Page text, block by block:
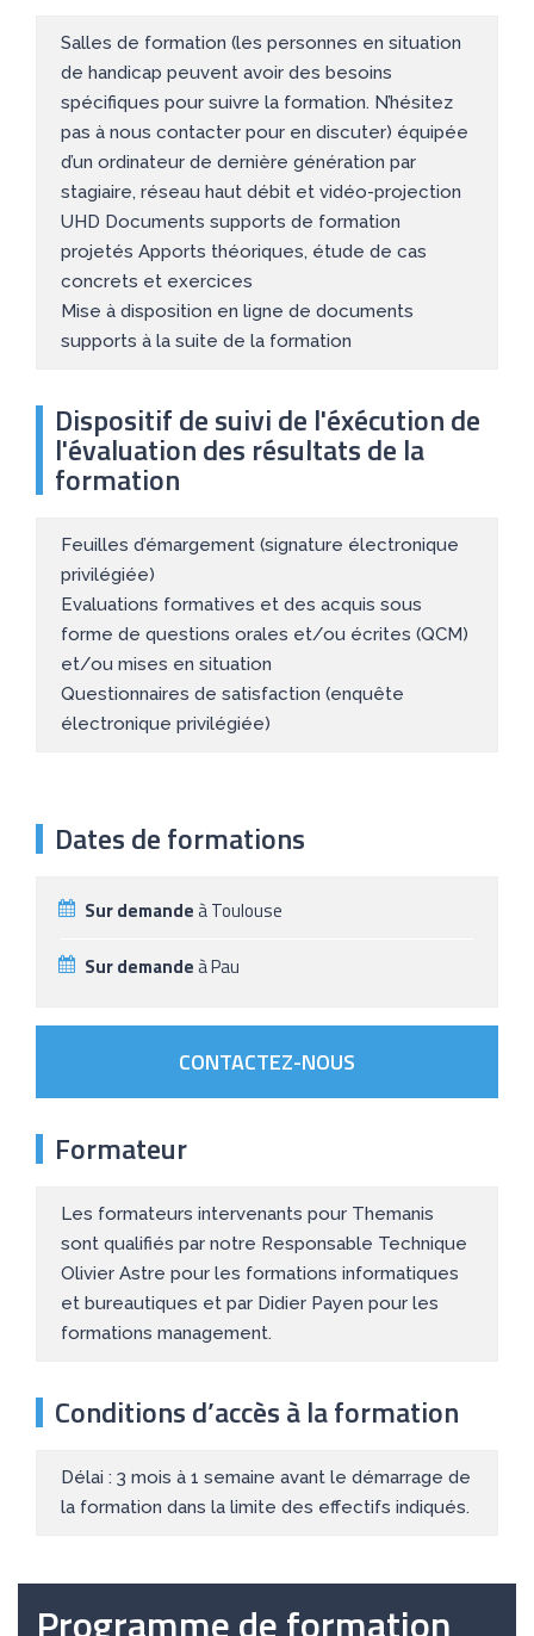
Salles de formation (les personnes en situation
de handicap peuvent avoir des besoins
spécifiques pour suivre la formation. N’hésitez
pas à nous contacter pour en discuter) équipée
d’un ordinateur de dernière génération par
stagiaire, réseau haut débit et vidéo-projection
UHD Documents supports de formation
projetés Apports théoriques, étude de cas
concrets et exercices
Mise à disposition en ligne de documents
supports à la suite de la formation
Dispositif de suivi de l'éxécution de
l'évaluation des résultats de la
formation
Feuilles d’émargement (signature électronique
privilégiée)
Evaluations formatives et des acquis sous
forme de questions orales et/ou écrites (QCM)
et/ou mises en situation
Questionnaires de satisfaction (enquête
électronique privilégiée)
Dates de formations
Sur demandeà Toulouse
Sur demandeà Pau
CONTACTEZ-NOUS
Formateur
Les formateurs intervenants pour Themanis
sont qualifiés par notre Responsable Technique
Olivier Astre pour les formations informatiques
et bureautiques et par Didier Payen pour les
formations management.
Conditions d’accès à la formation
Délai : 3 mois à 1 semaine avant le démarrage de
la formation dans la limite des effectifs indiqués.
Programme de formation